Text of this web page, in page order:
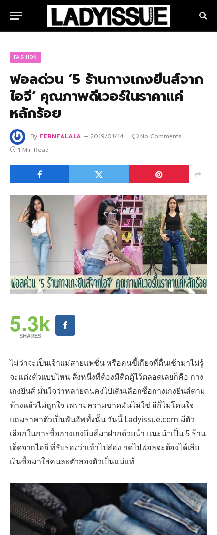
FASHION
ฟอลด่วน ‘5 ร้านกางเกงยีนส์จาก
ไอจี’ คุณภาพดีเวอร์ในราคาแค่
หลักร้อย
By FERNFALALA 2019/01/14
No Comments
1 Min Read
5.3k
SHARES
ไม่ว่าจะเป็นเจ้าเเม่สายแฟชั่น หรือคนขี้เกียจที่ตื่นเช้ามาไม่รู้
จะแต่งตัวแบบไหน สิ่งหนึ่งที่ต้องมีติดตู้ไว้ตลอดเลยก็คือ กาง
เกงยีนส์ มั่นใจว่าหลายคนคงไปเดินเลือกซื้อกางเกงยีนส์ตาม
ห้างแล้วไม่ถูกใจ เพราะความขาดมันไม่ใช่ สีก็ไม่โดนใจ
แถมราคาตัวเป็นพันอัพทั้งนั้น วันนี้ Ladyissue.com มีตัว
เลือกในการซื้อกางเกงยีนส์มาฝากด้วยน้า แนะนำเป็น 5 ร้าน
เด็ดจากไอจี ที่รับรองว่าเข้าไปส่อง กดไปฟอลจะต้องได้เสีย
เงินซื้อมาใส่คนละตัวสองตัวเป็นแน่เเท้